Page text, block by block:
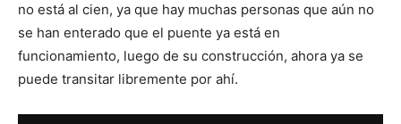
no está al cien, ya que hay muchas personas que aún no
se han enterado que el puente ya está en
funcionamiento, luego de su construcción, ahora ya se
puede transitar libremente por ahí.